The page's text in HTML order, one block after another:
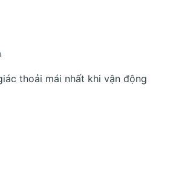
thoải mái nhất khi vận động